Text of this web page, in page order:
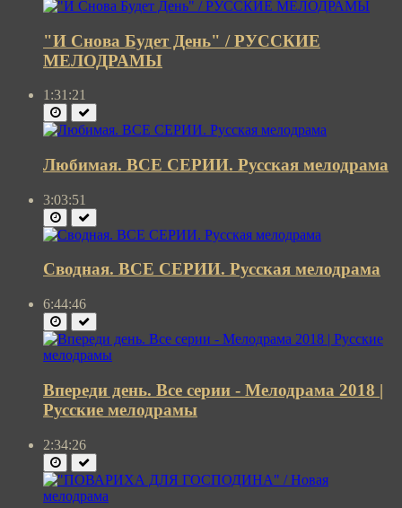
"И Снова Будет День" / РУССКИЕ
МЕЛОДРАМЫ
1:31:21
Любимая. ВСЕ СЕРИИ. Русская мелодрама
3:03:51
Сводная. ВСЕ СЕРИИ. Русская мелодрама
6:44:46
Впереди день. Все серии - Мелодрама 2018 |
Русские мелодрамы
2:34:26